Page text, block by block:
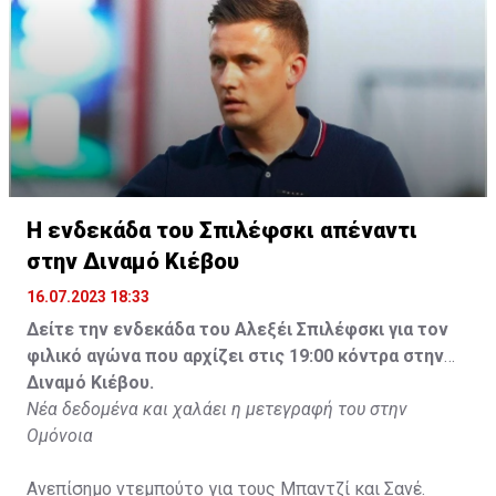
Η ενδεκάδα του Σπιλέφσκι απέναντι
στην Διναμό Κιέβου
16.07.2023 18:33
Δείτε την ενδεκάδα του Αλεξέι Σπιλέφσκι για τον
φιλικό αγώνα που αρχίζει στις 19:00 κόντρα στην
Διναμό Κιέβου.
Νέα δεδομένα και χαλάει η μετεγραφή του στην
Ομόνοια
Ανεπίσημο ντεμπούτο για τους Μπαντζί και Σανέ.